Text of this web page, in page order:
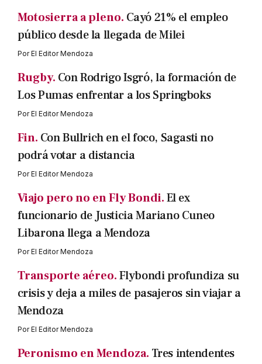
Motosierra a pleno. Cayó 21% el empleo
público desde la llegada de Milei
PorEl Editor Mendoza
Rugby. Con Rodrigo Isgró, la formación de
Los Pumas enfrentar a los Springboks
PorEl Editor Mendoza
Fin. Con Bullrich en el foco, Sagasti no
podrá votar a distancia
PorEl Editor Mendoza
Viajo pero no en Fly Bondi.El ex
funcionario de Justicia Mariano Cuneo
Libarona llega a Mendoza
PorEl Editor Mendoza
Transporte aéreo.Flybondi profundiza su
crisis y deja a miles de pasajeros sin viajar a
Mendoza
PorEl Editor Mendoza
Peronismo en Mendoza. Tres intendentes